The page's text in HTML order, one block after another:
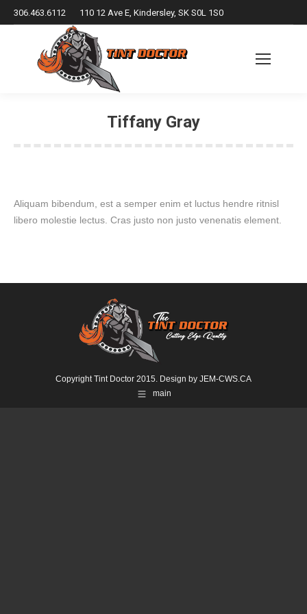
306.463.6112 110 12 Ave E, Kindersley, SK S0L 1S0
Tiffany Gray
Aliquam bibendum, est a semper enim et luctus hendre ritnisl
libero molestie lectus. Cras justo non justo venenatis element.
Copyright Tint Doctor 2015. Design by JEM-CWS.CA
main